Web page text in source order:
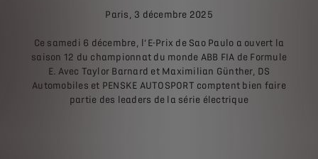
Paris, 3 décembre 2025
Ce samedi 6 décembre, l’E-Prix de Sao Paulo a ouvert la
saison 12 du championnat du monde ABB FIA de Formule
E. Avec Taylor Barnard et Maximilian Günther, DS
Automobiles et PENSKE AUTOSPORT comptent bien faire
partie des leaders de la série électrique